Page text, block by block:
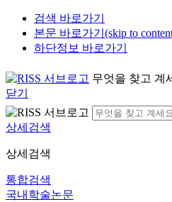
검색 바로가기
본문 바로가기(skip to
하단정보 바로가기
무엇을 찾고 계
닫기
상세검색
상세검색
통합검색
국내학술논문